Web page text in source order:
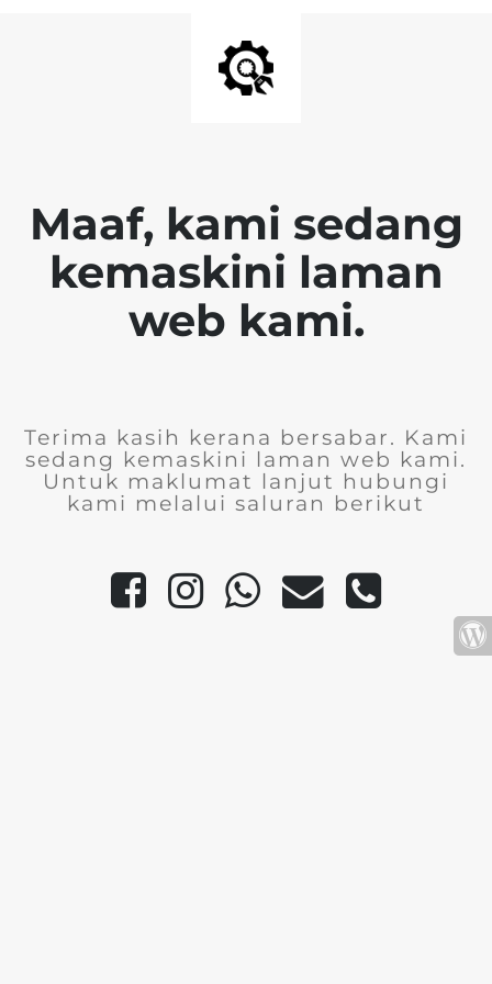
Maaf, kami sedang
kemaskini laman
web kami.
Terima kasih kerana bersabar. Kami
sedang kemaskini laman web kami.
Untuk maklumat lanjut hubungi
kami melalui saluran berikut